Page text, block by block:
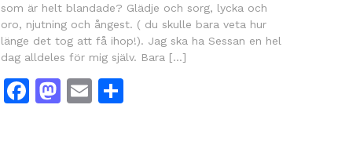
som är helt blandade? Glädje och sorg, lycka och
oro, njutning och ångest. ( du skulle bara veta hur
länge det tog att få ihop!). Jag ska ha Sessan en hel
dag alldeles för mig själv. Bara […]
Facebook
Mastodon
EmailDela